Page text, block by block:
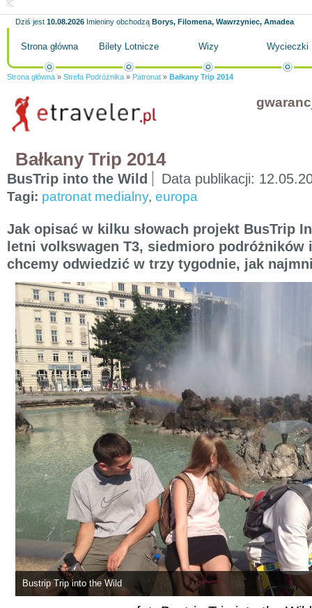
Dziś jest 10.08.2026 Imieniny obchodzą Borys, Filomena, Wawrzyniec, Amadea
Strona główna Bilety Lotnicze Wizy Wycieczki
Strona główna » Strefa Podróżnika » Patronat » Bałkany Trip 2014
Bałkany Trip 2014
BusTrip into the Wild Data publikacji:
Tagi: patronat medialny, europa
Jak opisać w kilku słowach projekt BusTrip
letni volkswagen T3, siedmioro podróżników
chcemy odwiedzić w trzy tygodnie, jak
Bustrip Trip into the Wild